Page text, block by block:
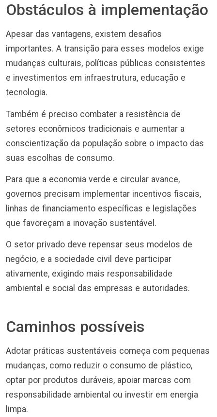
Obstáculos à implementação
Apesar das vantagens, existem desafios
importantes. A transição para esses modelos exige
mudanças culturais, políticas públicas consistentes
e investimentos em infraestrutura, educação e
tecnologia.
Também é preciso combater a resistência de
setores econômicos tradicionais e aumentar a
conscientização da população sobre o impacto das
suas escolhas de consumo.
Para que a economia verde e circular avance,
governos precisam implementar incentivos fiscais,
linhas de financiamento específicas e legislações
que favoreçam a inovação sustentável.
O setor privado deve repensar seus modelos de
negócio, e a sociedade civil deve participar
ativamente, exigindo mais responsabilidade
ambiental e social das empresas e autoridades.
Caminhos possíveis
Adotar práticas sustentáveis começa com pequenas
mudanças, como reduzir o consumo de plástico,
optar por produtos duráveis, apoiar marcas com
responsabilidade ambiental ou investir em energia
limpa.